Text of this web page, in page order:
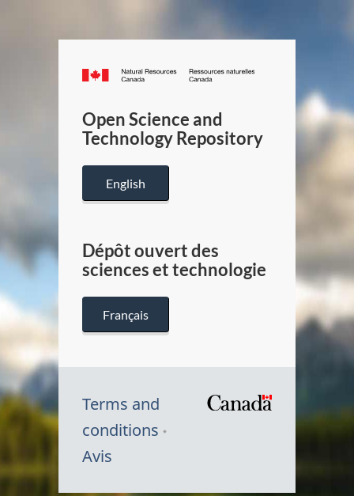
Canada.ca
/
Canada
Open Science and
Technology Repository
English
Dépôt ouvert des
sciences et technologie
Français
Terms and
conditions
Avis
Symbole